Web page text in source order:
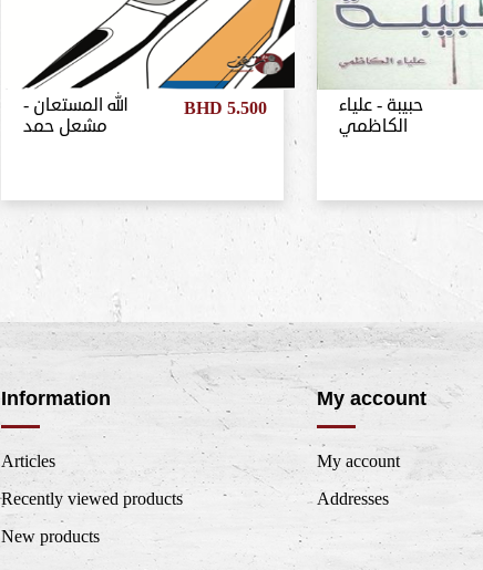
الله المستعان -
مشعل حمد
BHD 5.500
حبيبة - علياء
الكاظمي
Information
Articles
Recently viewed products
New products
My account
My account
Addresses